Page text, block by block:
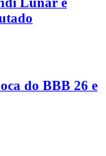
do BBB 26 e